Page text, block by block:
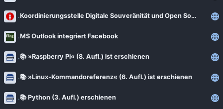
Koordinierungsstelle Digitale Souveränität und Open Source im Interview
MS Outlook integriert Facebook
📚 »Raspberry Pi« (8. Aufl.) ist erschienen
📚 »Linux-Kommandoreferenz« (6. Aufl.) ist erschienen
📚 Python (3. Aufl.) erschienen